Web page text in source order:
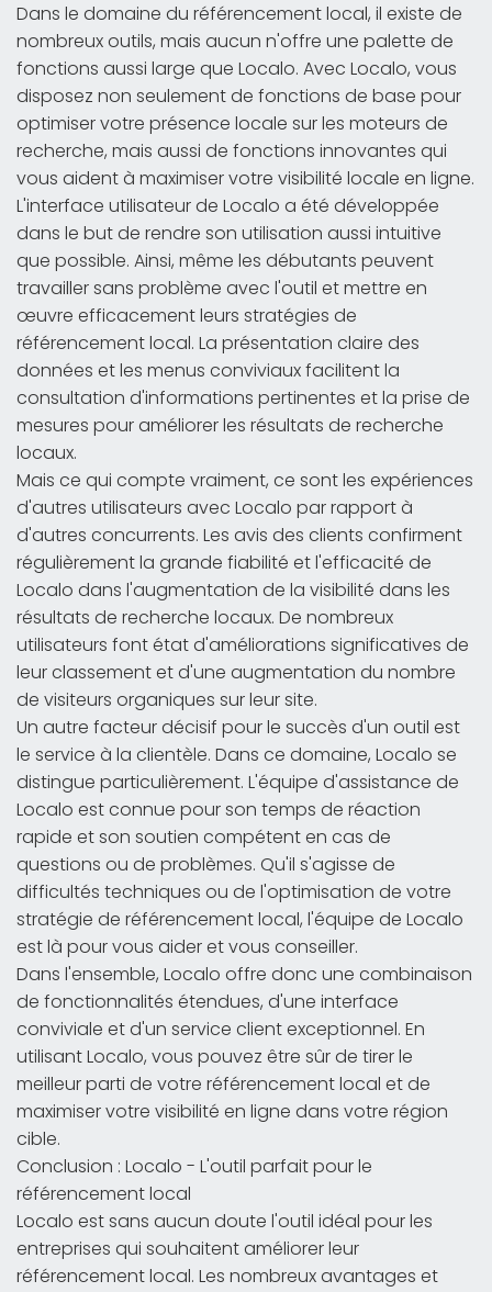
Dans le domaine du référencement local, il existe de
nombreux outils, mais aucun n'offre une palette de
fonctions aussi large que Localo. Avec Localo, vous
disposez non seulement de fonctions de base pour
optimiser votre présence locale sur les moteurs de
recherche, mais aussi de fonctions innovantes qui
vous aident à maximiser votre visibilité locale en ligne.
L'interface utilisateur de Localo a été développée
dans le but de rendre son utilisation aussi intuitive
que possible. Ainsi, même les débutants peuvent
travailler sans problème avec l'outil et mettre en
œuvre efficacement leurs stratégies de
référencement local. La présentation claire des
données et les menus conviviaux facilitent la
consultation d'informations pertinentes et la prise de
mesures pour améliorer les résultats de recherche
locaux.
Mais ce qui compte vraiment, ce sont les expériences
d'autres utilisateurs avec Localo par rapport à
d'autres concurrents. Les avis des clients confirment
régulièrement la grande fiabilité et l'efficacité de
Localo dans l'augmentation de la visibilité dans les
résultats de recherche locaux. De nombreux
utilisateurs font état d'améliorations significatives de
leur classement et d'une augmentation du nombre
de visiteurs organiques sur leur site.
Un autre facteur décisif pour le succès d'un outil est
le service à la clientèle. Dans ce domaine, Localo se
distingue particulièrement. L'équipe d'assistance de
Localo est connue pour son temps de réaction
rapide et son soutien compétent en cas de
questions ou de problèmes. Qu'il s'agisse de
difficultés techniques ou de l'optimisation de votre
stratégie de référencement local, l'équipe de Localo
est là pour vous aider et vous conseiller.
Dans l'ensemble, Localo offre donc une combinaison
de fonctionnalités étendues, d'une interface
conviviale et d'un service client exceptionnel. En
utilisant Localo, vous pouvez être sûr de tirer le
meilleur parti de votre référencement local et de
maximiser votre visibilité en ligne dans votre région
cible.
Conclusion : Localo - L'outil parfait pour le
référencement local
Localo est sans aucun doute l'outil idéal pour les
entreprises qui souhaitent améliorer leur
référencement local. Les nombreux avantages et